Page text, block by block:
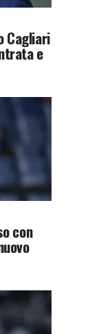
Cagliari
e
con